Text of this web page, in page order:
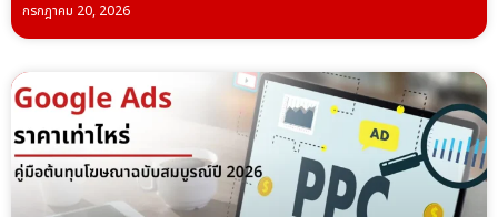
กรกฎาคม 20, 2026